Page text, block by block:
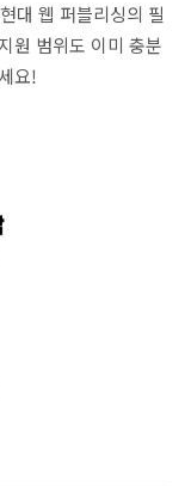
대 웹 퍼블리싱의 필
원 범위도 이미 충분
요!